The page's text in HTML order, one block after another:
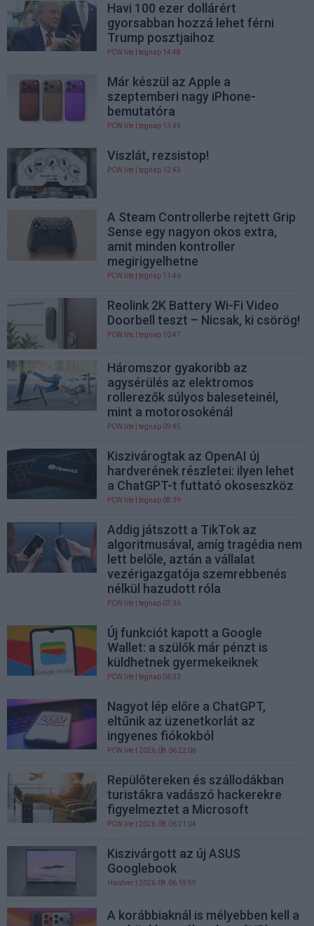
Havi 100 ezer dollárért
gyorsabban hozzá lehet férni
Trump posztjaihoz
PCW.lite | tegnap 14:48
Már készül az Apple a
szeptemberi nagy iPhone-
bemutatóra
PCW.lite | tegnap 13:45
Viszlát, rezsistop!
PCW.lite | tegnap 12:43
A Steam Controllerbe rejtett Grip
Sense egy nagyon okos extra,
amit minden kontroller
megirigyelhetne
PCW.lite | tegnap 11:46
Reolink 2K Battery Wi-Fi Video
Doorbell teszt – Nicsak, ki csörög!
PCW.lite | tegnap 10:47
Háromszor gyakoribb az
agysérülés az elektromos
rollerezők súlyos baleseteinél,
mint a motorosokénál
PCW.lite | tegnap 09:45
Kiszivárogtak az OpenAI új
hardverének részletei: ilyen lehet
a ChatGPT-t futtató okoseszköz
PCW.lite | tegnap 08:39
Addig játszott a TikTok az
algoritmusával, amíg tragédia nem
lett belőle, aztán a vállalat
vezérigazgatója szemrebbenés
nélkül hazudott róla
PCW.lite | tegnap 07:36
Új funkciót kapott a Google
Wallet: a szülők már pénzt is
küldhetnek gyermekeiknek
PCW.lite | tegnap 06:33
Nagyot lép előre a ChatGPT,
eltűnik az üzenetkorlát az
ingyenes fiókokból
PCW.lite | 2026.08.06 22:06
Repülőtereken és szállodákban
turistákra vadászó hackerekre
figyelmeztet a Microsoft
PCW.lite | 2026.08.06 21:04
Kiszivárgott az új ASUS
Googlebook
Hardver | 2026.08.06 19:59
A korábbiaknál is mélyebben kell a